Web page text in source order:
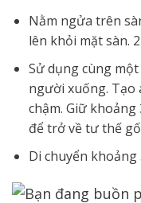
Nằm ngửa trên
lên khỏi mặt sàn.
Sử dụng cùng một
người xuống. Tạo
chậm. Giữ
để trở về tư thế
Di chuyển